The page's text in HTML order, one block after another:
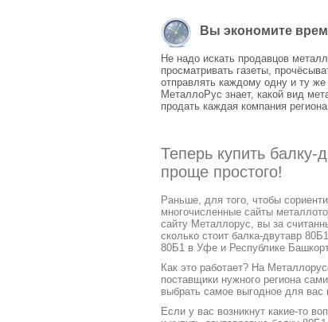
Вы экономите
Не надо искать продавцов
просматривать газеты,
отправлять каждому одну и ту же
МеталлоРус знает, какой вид
продать каждая компания
Теперь купить
проще простого!
Раньше, для того, чтобы
многочисленные сайты
сайту Металлорус, вы за
сколько стоит балка-двутавр
80Б1 в Уфе и Республике
Как это работает? На
поставщики нужного региона
выбрать самое выгодное для вас
Если у вас возникнут какие-то